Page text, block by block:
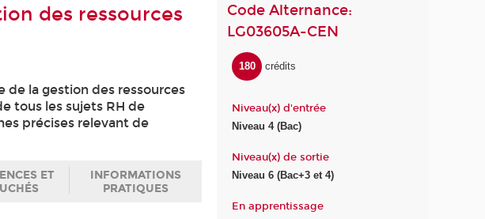
des ressources
de la gestion des ressources
tous les sujets RH de
précises relevant de
ET
INFORMATIONS
PRATIQUES
Code Alternance:
LG03605A-CEN
180 crédits
Niveau(x) d'entrée
Niveau 4 (Bac)
Niveau(x) de sortie
Niveau 6 (Bac+3 et 4)
En apprentissage